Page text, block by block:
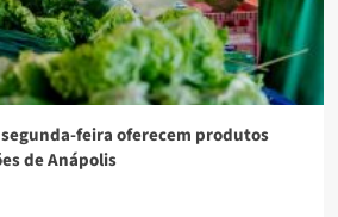
feira oferecem produtos
de Anápolis